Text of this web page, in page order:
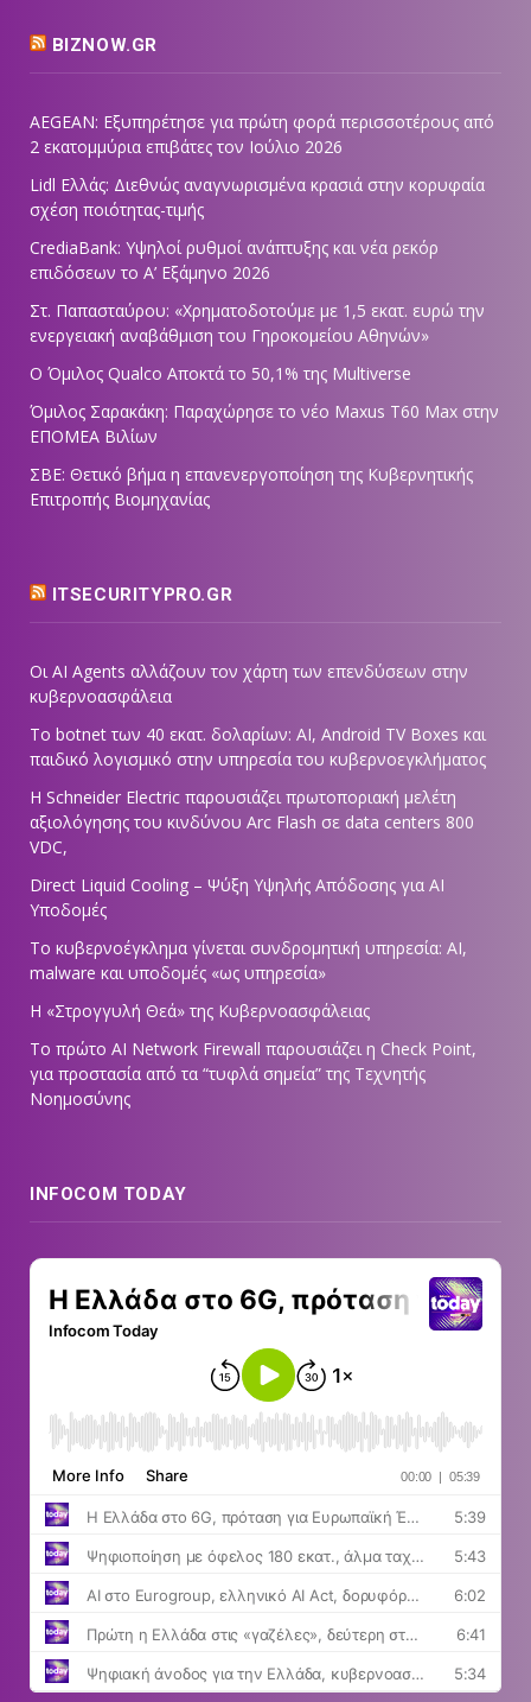
BIZNOW.GR
AEGEAN: Εξυπηρέτησε για πρώτη φορά περισσοτέρους από
2 εκατομμύρια επιβάτες τον Ιούλιο 2026
Lidl Ελλάς: Διεθνώς αναγνωρισμένα κρασιά στην κορυφαία
σχέση ποιότητας-τιμής
CrediaBank: Υψηλοί ρυθμοί ανάπτυξης και νέα ρεκόρ
επιδόσεων το Α’ Εξάμηνο 2026
Στ. Παπασταύρου: «Χρηματοδοτούμε με 1,5 εκατ. ευρώ την
ενεργειακή αναβάθμιση του Γηροκομείου Αθηνών»
Ο Όμιλος Qualco Αποκτά το 50,1% της Multiverse
Όμιλος Σαρακάκη: Παραχώρησε το νέο Maxus T60 Max στην
ΕΠΟΜΕΑ Βιλίων
ΣΒΕ: Θετικό βήμα η επανενεργοποίηση της Κυβερνητικής
Επιτροπής Βιομηχανίας
ITSECURITYPRO.GR
Οι AI Agents αλλάζουν τον χάρτη των επενδύσεων στην
κυβερνοασφάλεια
Το botnet των 40 εκατ. δολαρίων: AI, Android TV Boxes και
παιδικό λογισμικό στην υπηρεσία του κυβερνοεγκλήματος
Η Schneider Electric παρουσιάζει πρωτοποριακή μελέτη
αξιολόγησης του κινδύνου Arc Flash σε data centers 800
VDC,
Direct Liquid Cooling – Ψύξη Υψηλής Απόδοσης για AI
Υποδομές
Το κυβερνοέγκλημα γίνεται συνδρομητική υπηρεσία: AI,
malware και υποδομές «ως υπηρεσία»
Η «Στρογγυλή Θεά» της Κυβερνοασφάλειας
Tο πρώτο AI Network Firewall παρουσιάζει η Check Point,
για προστασία από τα “τυφλά σημεία” της Τεχνητής
Νοημοσύνης
INFOCOM TODAY